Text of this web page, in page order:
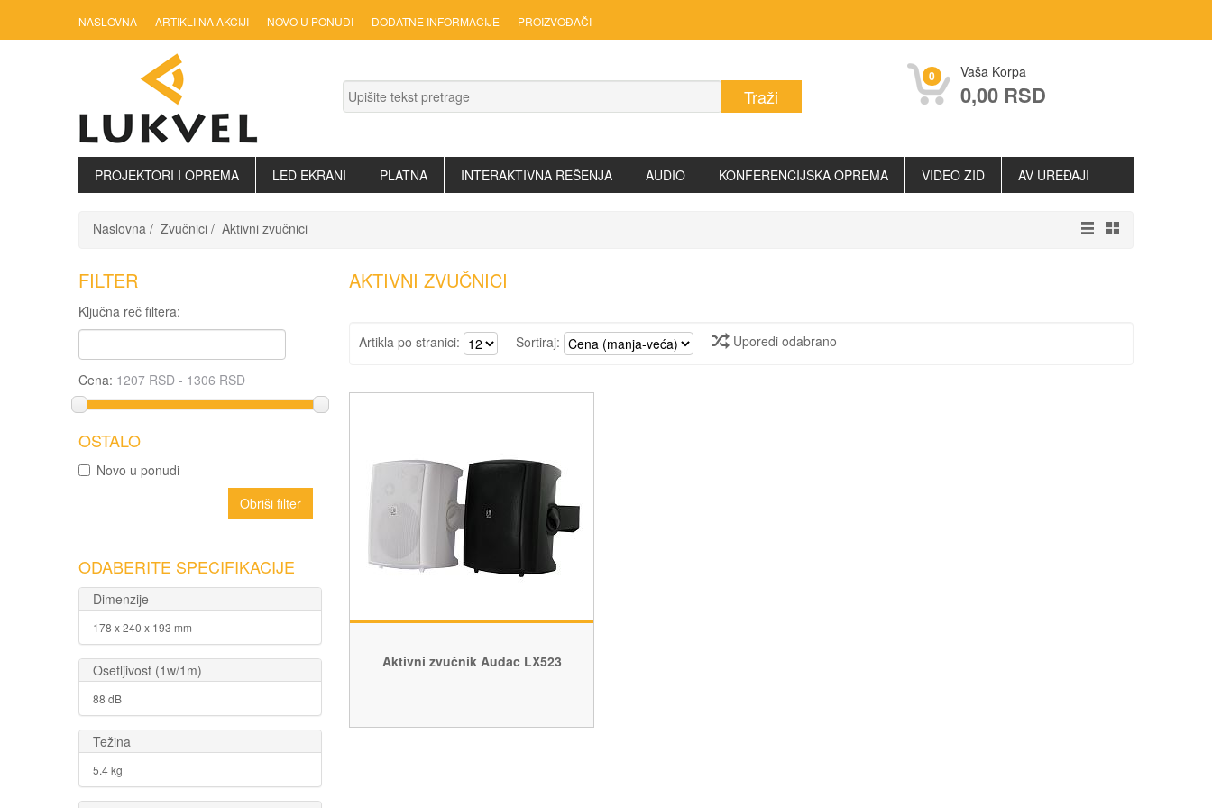
NASLOVNA ARTIKLI NA AKCIJI NOVO U PONUDI DODATNE INFORMACIJE PROIZVOĐAČI
0 Vaša Korpa
0,00 RSD
PROJEKTORI I OPREMA LED EKRANI PLATNA INTERAKTIVNA REŠENJA AUDIO KONFERENCIJSKA OPREMA VIDEO ZID AV UREĐAJI
Naslovna Zvučnici Aktivni zvučnici
FILTER
Ključna reč filtera:
Cena:
OSTALO
Novo u ponudi
Obriši filter
ODABERITE SPECIFIKACIJE
Dimenzije
178 x 240 x 193 mm
Osetljivost (1w/1m)
88 dB
Težina
5.4 kg
AKTIVNI ZVUČNICI
Artikla po stranici: Sortiraj: Uporedi odabrano
Aktivni zvučnik Audac LX523